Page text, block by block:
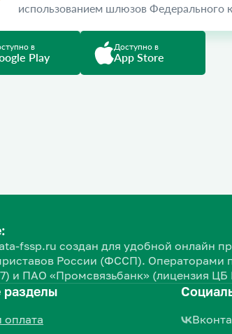
использованием шлюзов Федерального
в
Play
Доступно в
App Store
fssp.ru создан для удобной онлайн
России (ФССП).
и ПАО «Промсвязьбанк» (лицензия
оплата